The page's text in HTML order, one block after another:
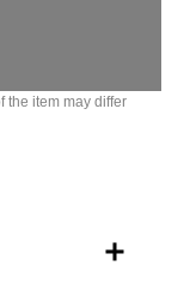
the item may differ